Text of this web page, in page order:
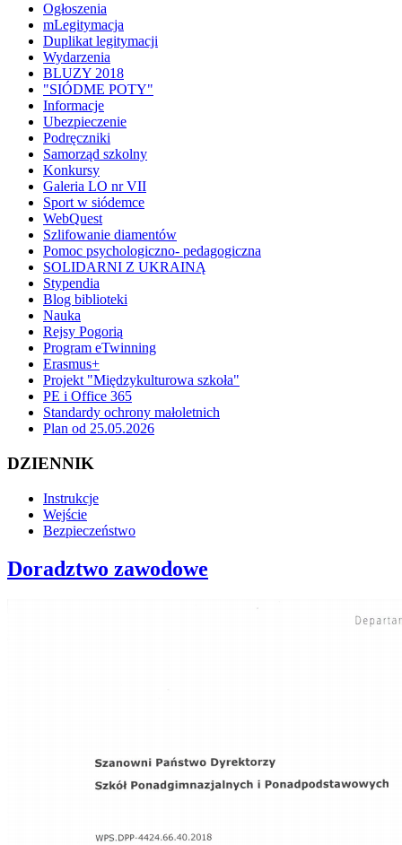
Ogłoszenia
mLegitymacja
Duplikat legitymacji
Wydarzenia
BLUZY 2018
"SIÓDME POTY"
Informacje
Ubezpieczenie
Podręczniki
Samorząd szkolny
Konkursy
Galeria LO nr VII
Sport w siódemce
WebQuest
Szlifowanie diamentów
Pomoc psychologiczno- pedagogiczna
SOLIDARNI Z UKRAINĄ
Stypendia
Blog biblioteki
Nauka
Rejsy Pogorią
Program eTwinning
Erasmus+
Projekt "Międzykulturowa szkoła"
PE i Office 365
Standardy ochrony małoletnich
Plan od 25.05.2026
DZIENNIK
Instrukcje
Wejście
Bezpieczeństwo
Doradztwo zawodowe